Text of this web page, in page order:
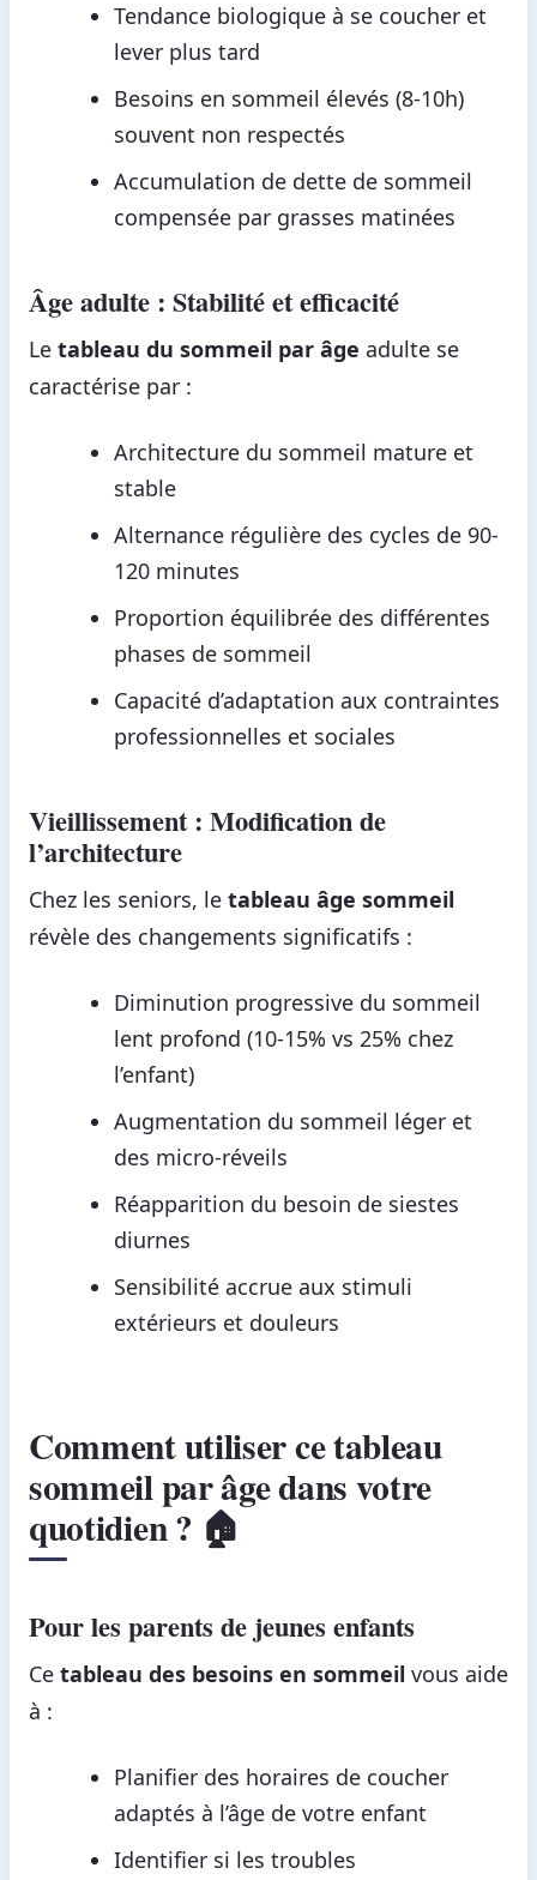
Tendance biologique à se coucher et
lever plus tard
Besoins en sommeil élevés (8-10h)
souvent non respectés
Accumulation de dette de sommeil
compensée par grasses matinées
Âge adulte : Stabilité et efficacité
Le tableau du sommeil par âge adulte se
caractérise par :
Architecture du sommeil mature et
stable
Alternance régulière des cycles de 90-
120 minutes
Proportion équilibrée des différentes
phases de sommeil
Capacité d’adaptation aux contraintes
professionnelles et sociales
Vieillissement : Modification de
l’architecture
Chez les seniors, le tableau âge sommeil
révèle des changements significatifs :
Diminution progressive du sommeil
lent profond (10-15% vs 25% chez
l’enfant)
Augmentation du sommeil léger et
des micro-réveils
Réapparition du besoin de siestes
diurnes
Sensibilité accrue aux stimuli
extérieurs et douleurs
Comment utiliser ce tableau
sommeil par âge dans votre
quotidien ? 🏠
Pour les parents de jeunes enfants
Ce tableau des besoins en sommeil vous aide
à :
Planifier des horaires de coucher
adaptés à l’âge de votre enfant
Identifier si les troubles